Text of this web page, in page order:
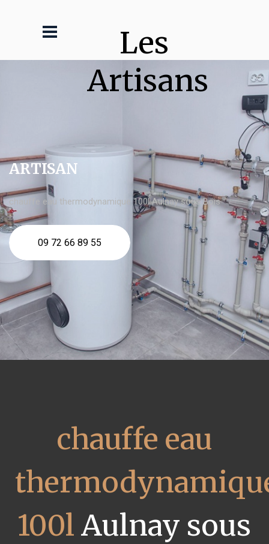
Les
Artisans
ARTISAN
chauffe eau thermodynamique 100l Aulnay sous Bois
09 72 66 89 55
chauffe eau
100l Aulnay sous